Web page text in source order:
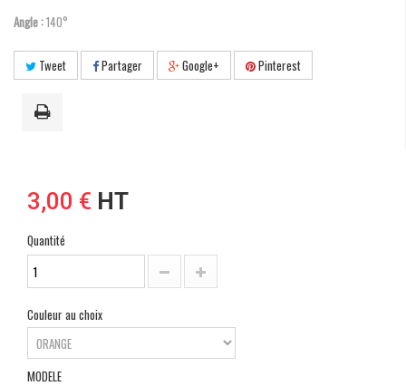
Angle :140°
Tweet Partager Google+ Pinterest
3,00 € HT
Quantité
Couleur au choix
MODELE